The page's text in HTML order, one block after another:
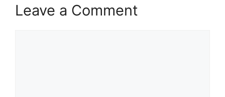
Leave a Comment